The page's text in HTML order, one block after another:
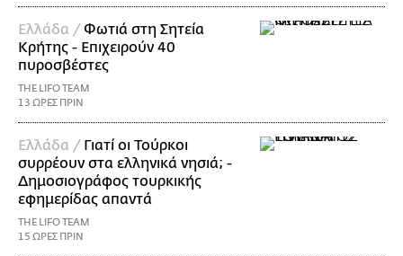
Ελλάδα /Φωτιά στη Σητεία
Κρήτης - Επιχειρούν 40
πυροσβέστες
THE LIFO TEAM
13 ΩΡΕΣ ΠΡΙΝ
Ελλάδα / Γιατί οι Τούρκοι
συρρέουν στα ελληνικά νησιά; -
Δημοσιογράφος τουρκικής
εφημερίδας απαντά
THE LIFO TEAM
15 ΩΡΕΣ ΠΡΙΝ